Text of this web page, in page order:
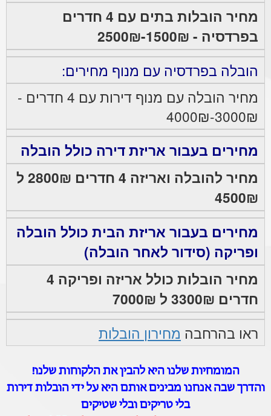
מחיר הובלות בתים עם 4 חדרים
בפרדסיה - 1500₪-2500₪
הובלה בפרדסיה עם מנוף מחירים:
מחיר הובלה עם מנוף דירות עם 4 חדרים -
3000₪-4000₪
מחירים בעבור אריזת דירה כולל הובלה
מחיר להובלה ואריזה 4 חדרים 2800₪ ל
4500₪
מחירים בעבור אריזת הבית כולל הובלה
ופריקה (סידור לאחר הובלה)
מחיר הובלות כולל אריזה ופריקה 4
חדרים 3300₪ ל 7000₪
ראו בהרחבה מחירון הובלות
המומחיות שלנו היא להבין את הלקוחות שלנו!
והדרך שבה אנחנו מבינים אותם היא על ידי הובלות דירות
בלי טריקים ובלי שטיקים